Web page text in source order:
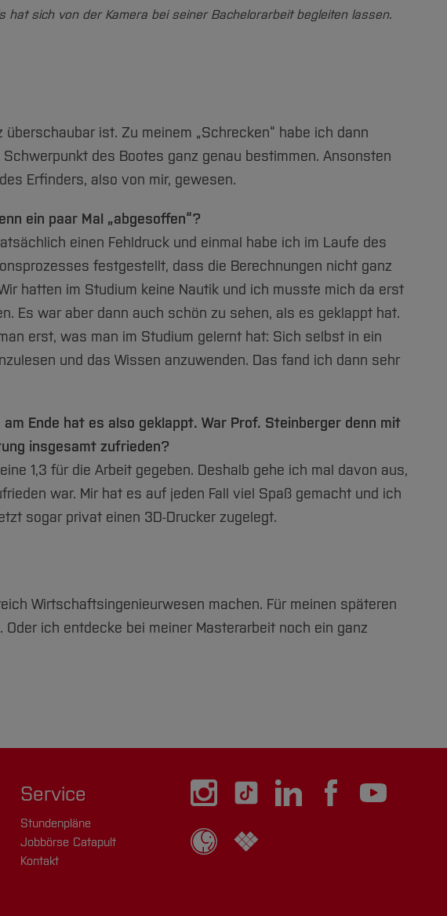
hat sich von der Kamera bei seiner Bachelorarbeit begleiten lassen.
ist. Zu meinem „Schrecken“ habe ich dann
des Bootes ganz genau bestimmen. Ansonsten
Erfinders, also von mir, gewesen.
ein paar Mal „abgesoffen“?
einen Fehldruck und einmal habe ich im Laufe des
festgestellt, dass die Berechnungen nicht ganz
hatten im Studium keine Nautik und ich musste mich da erst
Es war aber dann auch schön zu sehen, als es geklappt hat.
erst, was man im Studium gelernt hat: Sich selbst in ein
und das Wissen anzuwenden. Das fand ich dann sehr
am Ende hat es also geklappt. War Prof. Steinberger denn mit
insgesamt zufrieden?
1,3 für die Arbeit gegeben. Deshalb gehe ich mal davon aus,
war. Mir hat es auf jeden Fall viel Spaß gemacht und ich
sogar privat einen 3D-Drucker zugelegt.
Wirtschaftsingenieurwesen machen. Für meinen späteren
ich entdecke bei meiner Masterarbeit noch ein ganz
Service
Stundenpläne
Jobbörse Catapult
Kontakt